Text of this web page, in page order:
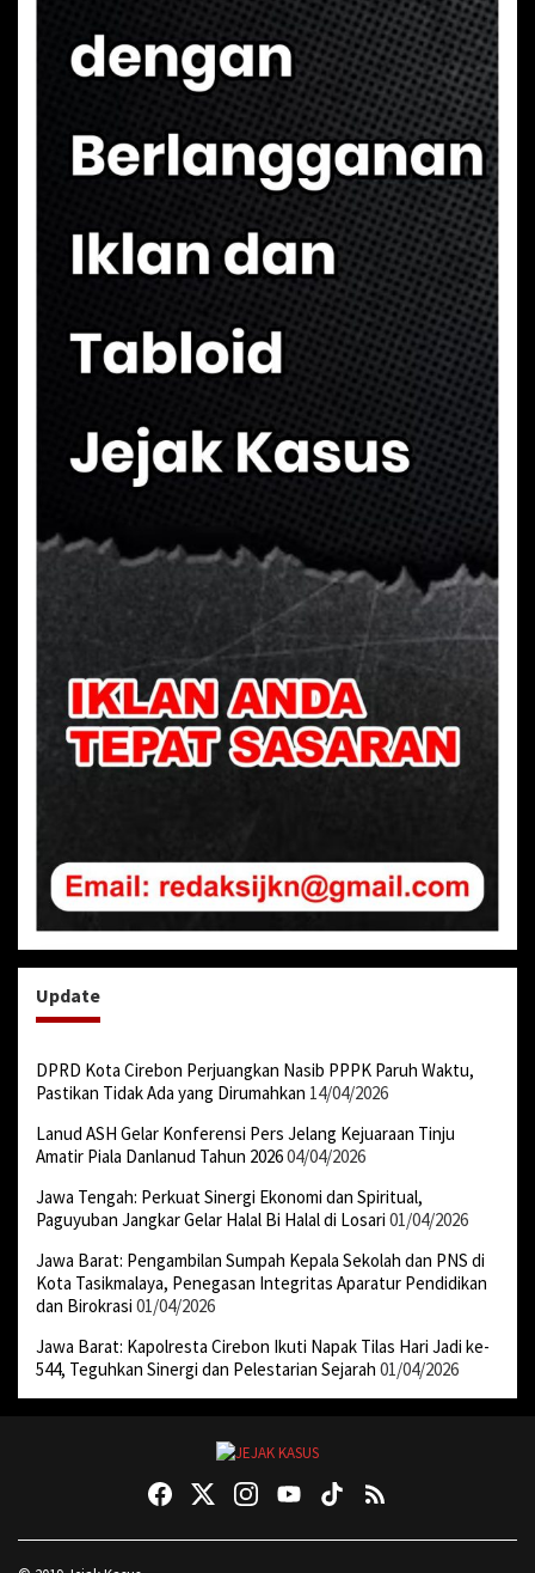
Update
DPRD Kota Cirebon Perjuangkan Nasib PPPK Paruh Waktu,
Pastikan Tidak Ada yang Dirumahkan 14/04/2026
Lanud ASH Gelar Konferensi Pers Jelang Kejuaraan Tinju
Amatir Piala Danlanud Tahun 202604/04/2026
Jawa Tengah: Perkuat Sinergi Ekonomi dan Spiritual,
Paguyuban Jangkar Gelar Halal Bi Halal di Losari 01/04/2026
Jawa Barat: Pengambilan Sumpah Kepala Sekolah dan PNS di
Kota Tasikmalaya, Penegasan Integritas Aparatur Pendidikan
dan Birokrasi 01/04/2026
Jawa Barat: Kapolresta Cirebon Ikuti Napak Tilas Hari Jadi ke-
544, Teguhkan Sinergi dan Pelestarian Sejarah 01/04/2026